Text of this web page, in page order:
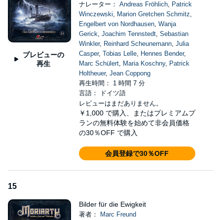
プレビューの
再生
ナレーター： Andreas Fröhlich, Patrick
Winczewski, Marion Gretchen Schmitz,
Engelbert von Nordhausen, Wanja
Gerick, Joachim Tennstedt, Sebastian
Winkler, Reinhard Scheunemann, Julia
Casper, Tobias Lelle, Hennes Bender,
Marc Schülert, Maria Koschny, Patrick
Holtheuer, Jean Coppong
再生時間： 1 時間 7 分
言語： ドイツ語
レビューはまだありません。
￥1,000 で購入、またはプレミアムプ
ランの無料体験を始めて非会員価格
の30％OFF で購入
会員登録で30％OFF
15
Bilder für die Ewigkeit
著者：
Marc Freund